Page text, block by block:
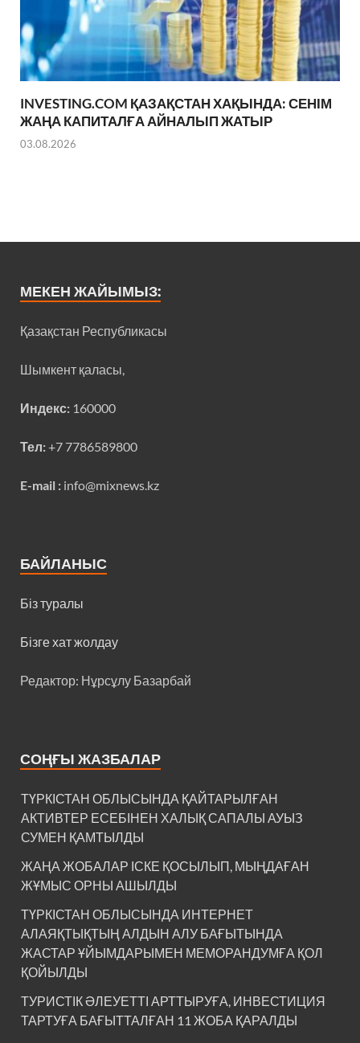
INVESTING.COM ҚАЗАҚСТАН ХАҚЫНДА: СЕНІМ
ЖАҢА КАПИТАЛҒА АЙНАЛЫП ЖАТЫР
03.08.2026
МЕКЕН ЖАЙЫМЫЗ:
Қазақстан Республикасы
Шымкент қаласы,
Индекс: 160000
Тел:+7 7786589800
E-mail : info@mixnews.kz
БАЙЛАНЫС
Біз туралы
Бізге хат жолдау
Редактор: Нұрсұлу Базарбай
СОҢҒЫ ЖАЗБАЛАР
ТҮРКІСТАН ОБЛЫСЫНДА ҚАЙТАРЫЛҒАН
АКТИВТЕР ЕСЕБІНЕН ХАЛЫҚ САПАЛЫ АУЫЗ
СУМЕН ҚАМТЫЛДЫ
ЖАҢА ЖОБАЛАР ІСКЕ ҚОСЫЛЫП, МЫҢДАҒАН
ЖҰМЫС ОРНЫ АШЫЛДЫ
ТҮРКІСТАН ОБЛЫСЫНДА ИНТЕРНЕТ
АЛАЯҚТЫҚТЫҢ АЛДЫН АЛУ БАҒЫТЫНДА
ЖАСТАР ҰЙЫМДАРЫМЕН МЕМОРАНДУМҒА ҚОЛ
ҚОЙЫЛДЫ
ТУРИСТІК ӘЛЕУЕТТІ АРТТЫРУҒА, ИНВЕСТИЦИЯ
ТАРТУҒА БАҒЫТТАЛҒАН 11 ЖОБА ҚАРАЛДЫ